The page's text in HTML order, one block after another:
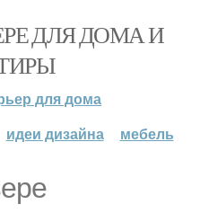
ДЛЯ ДОМА И
для дома
идеи дизайна мебель